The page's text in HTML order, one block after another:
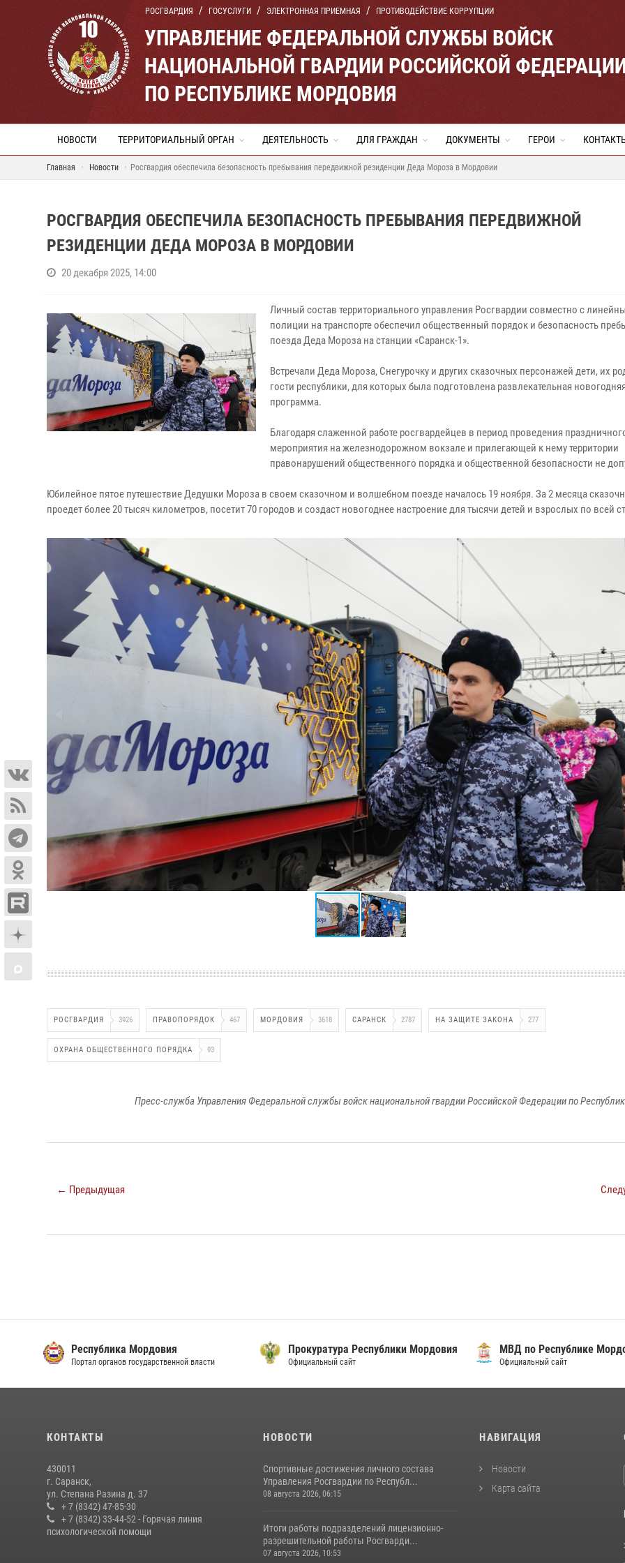
РОСГВАРДИЯ ГОСУСЛУГИ ЭЛЕКТРОННАЯ ПРИЕМНАЯ ПРОТИВОДЕЙСТВИЕ КОРРУПЦИИ
УПРАВЛЕНИЕ ФЕДЕРАЛЬНОЙ СЛУЖБЫ ВОЙСК
НАЦИОНАЛЬНОЙ ГВАРДИИ РОССИЙСКОЙ
ПО РЕСПУБЛИКЕ МОРДОВИЯ
НОВОСТИ ТЕРРИТОРИАЛЬНЫЙ ОРГАН ДЕЯТЕЛЬНОСТЬ ДЛЯ ГРАЖДАН ДОКУМЕНТЫ ГЕРОИ
Главная Новости Росгвардия обеспечила безопасность пребывания передвижной резиденции Деда Мороза в Мордовии
РОСГВАРДИЯ ОБЕСПЕЧИЛА БЕЗОПАСНОСТЬ ПРЕБЫВАНИЯ ПЕРЕДВИЖНОЙ
РЕЗИДЕНЦИИ ДЕДА МОРОЗА В МОРДОВИИ
20 декабря 2025, 14:00
Личный состав территориального управления Росгвардии совместно с
полиции на транспорте обеспечил общественный порядок и безопасность
поезда Деда Мороза на станции «Саранск-1».
Встречали Деда Мороза, Снегурочку и других сказочных персонажей дети, их
гости республики, для которых была подготовлена развлекательная новогодняя
программа.
Благодаря слаженной работе росгвардейцев в период проведения
мероприятия на железнодорожном вокзале и прилегающей к нему территории
правонарушений общественного порядка и общественной безопасности не
Юбилейное пятое путешествие Дедушки Мороза в своем сказочном и волшебном поезде началось 19 ноября. За 2 месяца
проедет более 20 тысяч километров, посетит 70 городов и создаст новогоднее настроение для тысячи детей и взрослых по всей
РОСГВАРДИЯ 3926 ПРАВОПОРЯДОК 467 МОРДОВИЯ 3618 САРАНСК 2787 НА ЗАЩИТЕ ЗАКОНА 277
ОХРАНА ОБЩЕСТВЕННОГО ПОРЯДКА 93
Пресс-служба Управления Федеральной службы войск национальной гвардии Российской Федерации по
← Предыдущая
Республика Мордовия
Портал органов государственной власти
Прокуратура Республики Мордовия
Официальный сайт
МВД по Республике
Официальный сайт
КОНТАКТЫ
430011
г. Саранск,
ул. Степана Разина д. 37
+ 7 (8342) 47-85-30
+ 7 (8342) 33-44-52 - Горячая линия
психологической помощи
НОВОСТИ
Спортивные достижения личного состава
Управления Росгвардии по Республ...
08 августа 2026, 06:15
Итоги работы подразделений лицензионно-
разрешительной работы Росгварди...
07 августа 2026, 10:53
НАВИГАЦИЯ
Новости
Карта сайта